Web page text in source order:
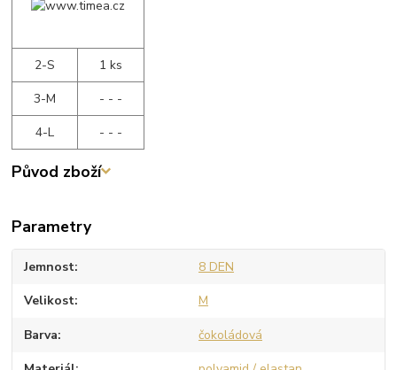
2-S
1 ks
3-M
- - -
4-L
- - -
Původ zboží
Parametry
Jemnost 8 DEN
Velikost M
Barva čokoládová